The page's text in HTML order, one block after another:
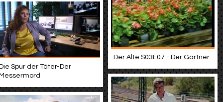
Der Alte S03E07 - Der Gärtner
Spur der Täter-Der